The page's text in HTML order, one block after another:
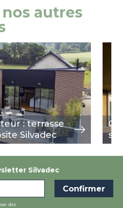
autres
: terrasse
Silvadec
Silvadec
des